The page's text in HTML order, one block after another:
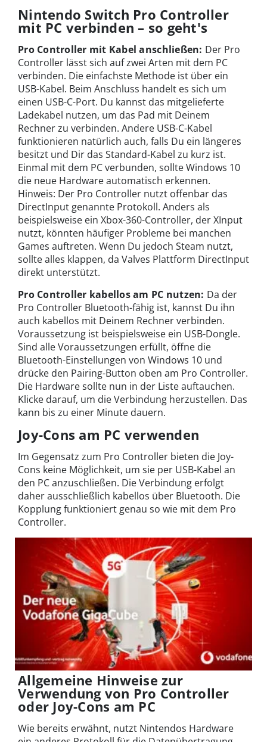
Nintendo Switch Pro Controller
mit PC verbinden – so geht's
Pro Controller mit Kabel anschließen: Der Pro
Controller lässt sich auf zwei Arten mit dem PC
verbinden. Die einfachste Methode ist über ein
USB-Kabel. Beim Anschluss handelt es sich um
einen USB-C-Port. Du kannst das mitgelieferte
Ladekabel nutzen, um das Pad mit Deinem
Rechner zu verbinden. Andere USB-C-Kabel
funktionieren natürlich auch, falls Du ein längeres
besitzt und Dir das Standard-Kabel zu kurz ist.
Einmal mit dem PC verbunden, sollte Windows 10
die neue Hardware automatisch erkennen.
Hinweis: Der Pro Controller nutzt offenbar das
DirectInput genannte Protokoll. Anders als
beispielsweise ein Xbox-360-Controller, der XInput
nutzt, könnten häufiger Probleme bei manchen
Games auftreten. Wenn Du jedoch Steam nutzt,
sollte alles klappen, da Valves Plattform DirectInput
direkt unterstützt.
Pro Controller kabellos am PC nutzen: Da der
Pro Controller Bluetooth-fähig ist, kannst Du ihn
auch kabellos mit Deinem Rechner verbinden.
Voraussetzung ist beispielsweise ein USB-Dongle.
Sind alle Voraussetzungen erfüllt, öffne die
Bluetooth-Einstellungen von Windows 10 und
drücke den Pairing-Button oben am Pro Controller.
Die Hardware sollte nun in der Liste auftauchen.
Klicke darauf, um die Verbindung herzustellen. Das
kann bis zu einer Minute dauern.
Joy-Cons am PC verwenden
Im Gegensatz zum Pro Controller bieten die Joy-
Cons keine Möglichkeit, um sie per USB-Kabel an
den PC anzuschließen. Die Verbindung erfolgt
daher ausschließlich kabellos über Bluetooth. Die
Kopplung funktioniert genau so wie mit dem Pro
Controller.
Allgemeine Hinweise zur
Verwendung von Pro Controller
oder Joy-Cons am PC
Wie bereits erwähnt, nutzt Nintendos Hardware